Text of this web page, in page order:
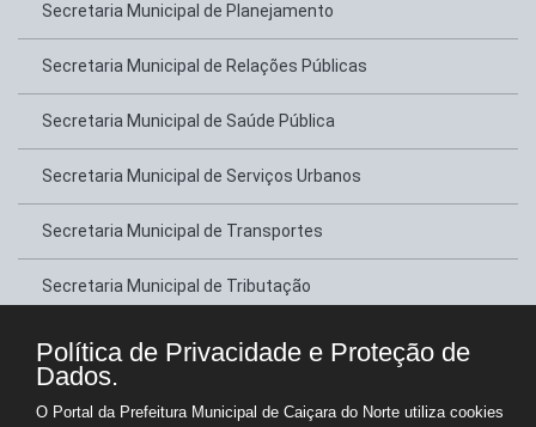
Secretaria Municipal de Planejamento
Secretaria Municipal de Relações Públicas
Secretaria Municipal de Saúde Pública
Secretaria Municipal de Serviços Urbanos
Secretaria Municipal de Transportes
Secretaria Municipal de Tributação
Secretaria Municipal de Turismo e Lazer
Copyright © Prefeitura Municipal de Caiçara do Norte - Gestão 2025-2028
Política de Privacidade e Proteção de
Dados.
O Portal da Prefeitura Municipal de Caiçara do Norte utiliza cookies